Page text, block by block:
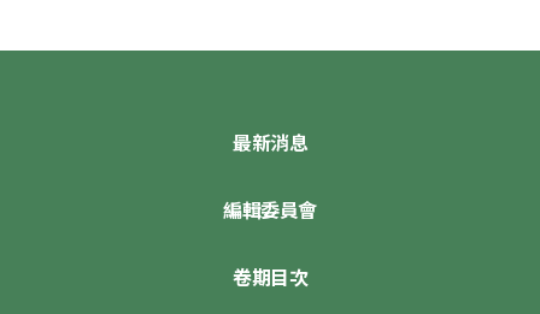
最新消息
編輯委員會
卷期目次